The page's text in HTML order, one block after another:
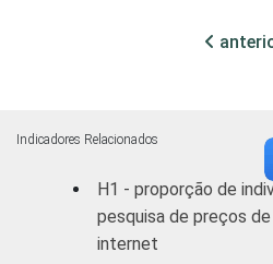
FAIXA
De 10 a
De 16 a
Indicadores Relacionados
H1 - proporção de
pesquisa de preços
internet